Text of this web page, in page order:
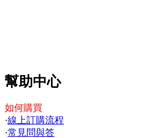
幫助中心
如何購買
·線上訂購流程
·常見問與答